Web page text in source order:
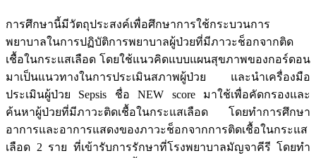
การศึกษานี้มีวัตถุประสงค์เพื่อศึกษาการใช้กระบวนการ
พยาบาลในการปฏิบัติการพยาบาลผู้ป่วยที่มีภาวะช็อกจากติด
เชื้อในกระแสเลือด โดยใช้แนวคิดแบบแผนสุขภาพของกอร์ดอน
มาเป็นแนวทางในการประเมินสภาพผู้ป่วย และนำเครื่องมือ
ประเมินผู้ป่วย Sepsis ชื่อ NEW score มาใช้เพื่อคัดกรองและ
ค้นหาผู้ป่วยที่มีภาวะติดเชื้อในกระแสเลือด โดยทำการศึกษา
อาการและอาการแสดงของภาวะช็อกจากการติดเชื้อในกระแส
เลือด 2 ราย ที่เข้ารับการรักษาที่โรงพยาบาลมัญจาคีรี โดยทำ